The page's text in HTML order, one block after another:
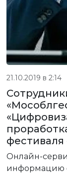
фестиваля
Онлайн-
информацию
21.10.2019 в 2:14